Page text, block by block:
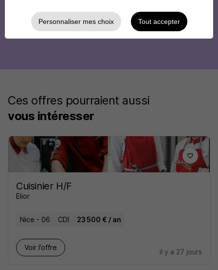
Ces offres pourraient aussi
vous intéresser
Cuisinier H/F
Elior
Nice - 06 CDI 23 500 € / an
Voir l’offre
il y a 27 jours
Personnaliser mes choix Tout accepter